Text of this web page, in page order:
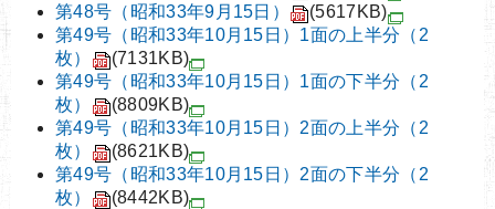
第48号（昭和33年9月15日）
(5617KB)
第49号（昭和33年10月15日）1面の上半分（2
枚）
(7131KB)
第49号（昭和33年10月15日）1面の下半分（2
枚）
(8809KB)
第49号（昭和33年10月15日）2面の上半分（2
枚）
(8621KB)
第49号（昭和33年10月15日）2面の下半分（2
枚）
(8442KB)